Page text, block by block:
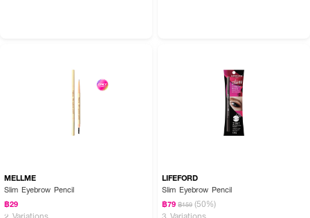
MELLME
Slim Eyebrow Pencil
฿29
2 Variations
LIFEFORD
Slim Eyebrow Pencil
฿79 ฿159 (50%)
3 Variations